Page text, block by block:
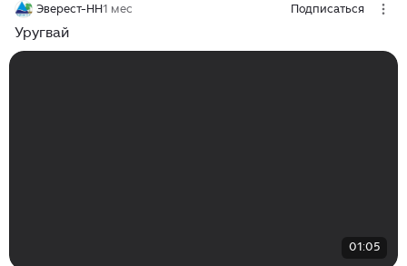
Эверест-НН1 мес Подписаться
Уругвай
01:05